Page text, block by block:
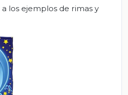
los ejemplos de rimas y